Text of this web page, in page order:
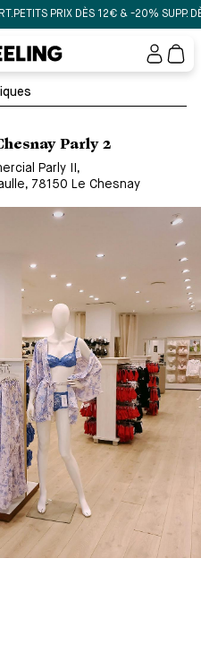
PRIX DÈS 12€ & -20% SUPP. DÈS 3
Mon
Parly 2
Parly II
,
78150 Le Chesnay